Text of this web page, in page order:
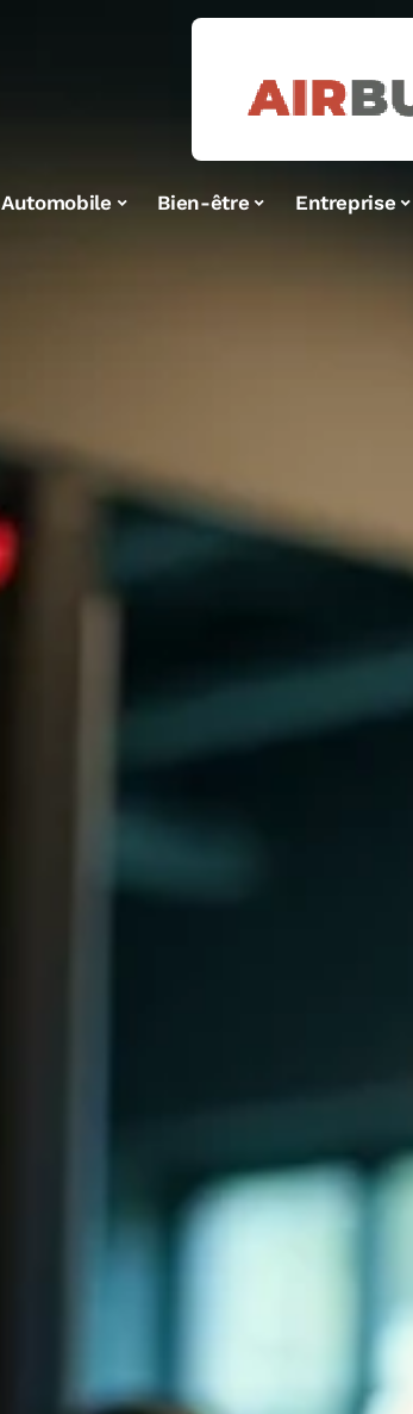
Automobile Bien-être Entreprise